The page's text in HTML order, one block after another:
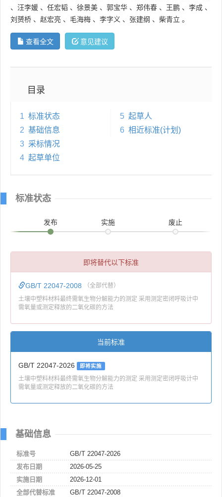
、 汪李媛 、 任宏韬 、 徐景美 、 郭宝华 、 郑伟春 、 王鹏 、 李成 、
刘赟桥 、 赵宏亮 、 毛海梅 、 李字义 、 张建纲 、 柴青立 。
查看全文 意见建议
目录
1 标准状态
2 基础信息
3 采标情况
4 起草单位
5 起草人
6 相近标准(计划)
标准状态
发布 实施 废止
即将替代以下标准
GB/T 22047-2008 （全部代替）
土壤中塑料材料最终需氧生物分解能力的测定 采用测定密闭呼吸计中
需氧量或测定释放的二氧化碳的方法
当前标准
GB/T 22047-2026 即将实施
土壤中塑料材料最终需氧生物分解能力的测定 采用测定密闭呼吸计中
需氧量或测定释放的二氧化碳的方法
基础信息
标准号
GB/T 22047-2026
发布日期
2026-05-25
实施日期
2026-12-01
全部代替标准
GB/T 22047-2008